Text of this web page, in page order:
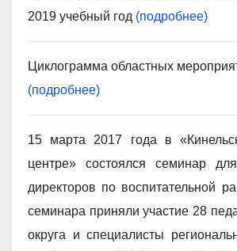
2019 учебный год (подробнее)
Циклограмма областных
(подробнее)
15 марта 2017 года в
центре» состоялся семинар
директоров по воспитательной
семинара приняли участие 28
округа и специалисты